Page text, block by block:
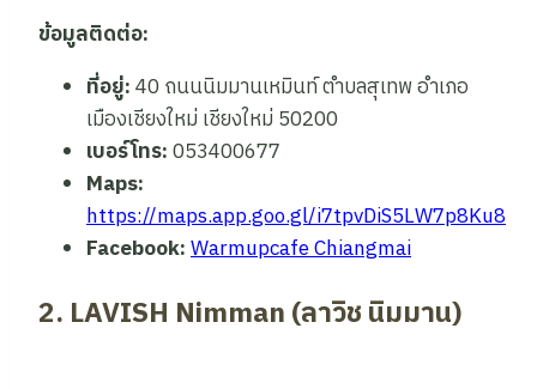
ข้อมูลติดต่อ:
ที่อยู่:40 ถนนนิมมานเหมินท์ ตำบลสุเทพ อำเภอ
เมืองเชียงใหม่ เชียงใหม่ 50200
เบอร์โทร:053400677
Maps:
https://maps.app.goo.gl/i7tpvDiS5LW7p8Ku8
Facebook:Warmupcafe Chiangmai
2. LAVISH Nimman (ลาวิช นิมมาน)